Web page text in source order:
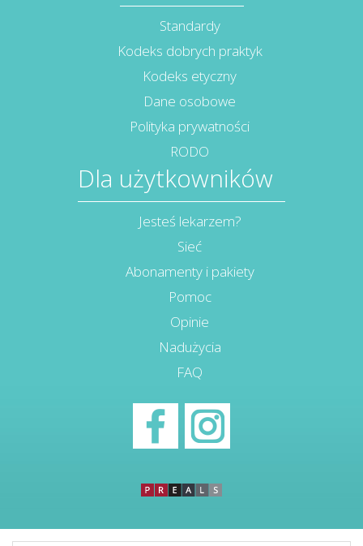
Standardy
Kodeks dobrych praktyk
Kodeks etyczny
Dane osobowe
Polityka prywatności
RODO
Dla użytkowników
Jesteś lekarzem?
Sieć
Abonamenty i pakiety
Pomoc
Opinie
Nadużycia
FAQ